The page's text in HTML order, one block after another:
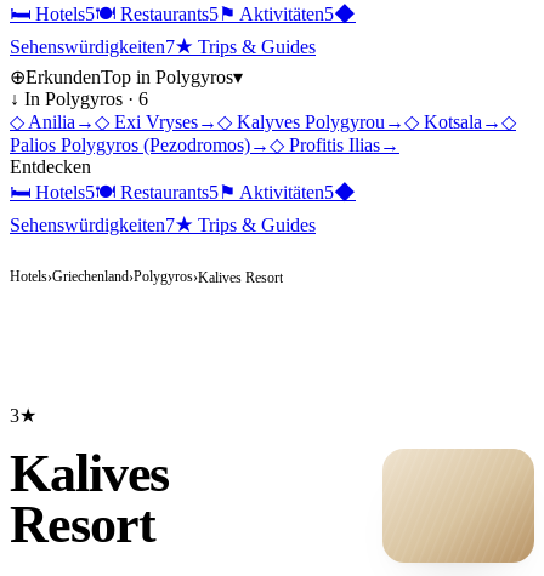
🛏 Hotels5🍽 Restaurants5⚑ Aktivitäten5◆
Sehenswürdigkeiten7★ Trips & Guides
⊕ErkundenTop in Polygyros▾
↓ In Polygyros · 6
◇ Anilia →◇ Exi Vryses→◇ Kalyves Polygyrou →◇ Kotsala →◇
Palios Polygyros (Pezodromos)→◇ Profitis Ilias→
Entdecken
🛏 Hotels5🍽 Restaurants5⚑ Aktivitäten5◆
Sehenswürdigkeiten7★ Trips & Guides
Hotels›Griechenland›Polygyros›Kalives Resort
3★
Kalives
Resort